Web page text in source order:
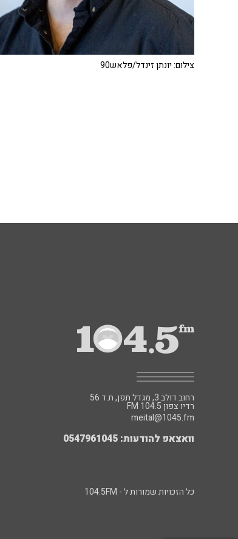
צילום: יונתן זינדל/פלאש90
רחוב דולב 3, מגדל תפן, ת.ד 56
FM רדיו צפון 104.5
meital@1045.fm
וואצאפ להודעות: 0547961045
כל הזכויות שמורות ל - 104.5FM